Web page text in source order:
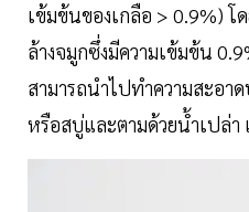
เข้มข้นของเกลือ > 0.9%) โ
ล้างจมูกซึ่งมีความเข้มข้น
สามารถนำไปทำความสะอา
หรือสบู่และตามด้วยน้ำเปล่า